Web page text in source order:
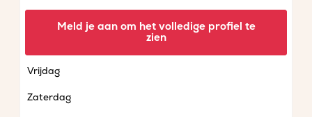
Vrijdag
Zaterdag
Meld je aan om het volledige profiel te
zien